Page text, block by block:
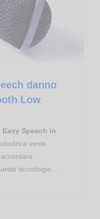
danno
Low
Speech in
veste
tecnologie...